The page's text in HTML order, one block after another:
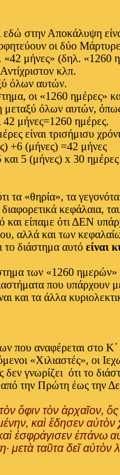
στην Αποκάλυψη
οι δύο
μήνες» (δηλ. «1260
κλπ.
όλων αυτών.
οι «1260 ημέρες»
μεταξύ όλων αυτών,
42 μήνες=1260 ημέρες.
είναι τρισήμισυ
+6 (μήνες) =42 μήνες
5 (μήνες) x 30
τα «θηρία», τα
κεφάλαια,
είπαμε ότι ΔΕΝ
αλλά και των
το διάστημα αυτό είναι
των «1260
που υπάρχουν
και τα άλλα
που αναφέρεται στο
«Χιλιαστές», οι
γνωρίζει ότι το
από την Πρώτη έως την
ὄφιν τὸν ἀρχαῖον,
καὶ ἔδησεν αὐτὸν
ἐσφράγισεν ἐπάνω
μετὰ ταῦτα δεῖ αὐτὸν